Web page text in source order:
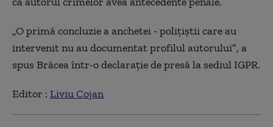
„O primă concluzie a anchetei - poliţiştii care au
intervenit nu au documentat profilul autorului”, a
spus Brăcea într-o declaraţie de presă la sediul IGPR.
Editor : Liviu Cojan